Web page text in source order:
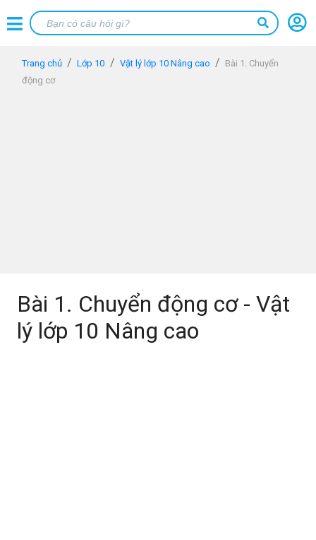
Trang chủ Lớp 10 Vật lý lớp 10 Nâng cao
Bài 1. Chuyển
động cơ
Bài 1. Chuyển động cơ - Vật
lý lớp 10 Nâng cao